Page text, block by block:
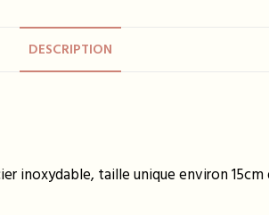
DESCRIPTION
inoxydable, taille unique environ